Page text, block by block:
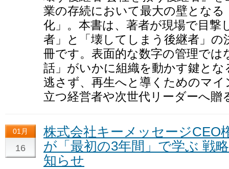
業の存続において最大の壁となる
化」。本書は、著者が現場で目撃
者」と「壊してしまう後継者」の
冊です。表面的な数字の管理では
話」がいかに組織を動かす鍵と
逃さず、再生へと導くためのマ
立つ経営者や次世代リーダーへ贈
01月
16
株式会社キーメッセージCEO
が「最初の3年間」で学ぶ 戦
知らせ